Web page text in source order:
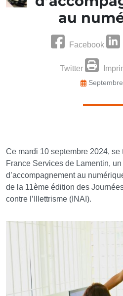
au
Facebook
Twitter
Ce mardi 10 septembre 2024, se
France Services de Lamentin,
d’accompagnement au
de la 11ème édition des
contre l’Illettrisme (INAI).